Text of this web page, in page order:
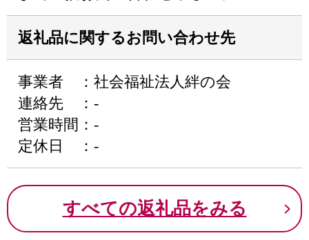
返礼品に関するお問い合わせ先
事業者 ：社会福祉法人絆の会
連絡先 ：-
営業時間：-
定休日 ：-
すべての返礼品をみる